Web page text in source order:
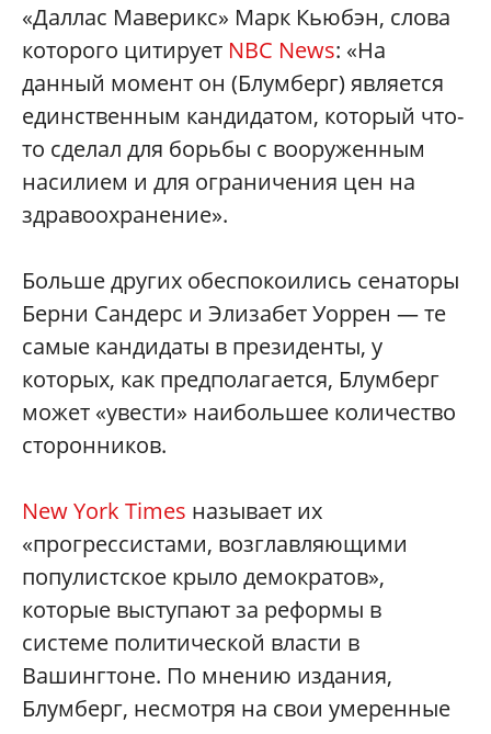
«Даллас Маверикс» Марк Кьюбэн, слова
которого цитирует NBC News: «На
данный момент он (Блумберг) является
единственным кандидатом, который что-
то сделал для борьбы с вооруженным
насилием и для ограничения цен на
здравоохранение».
Больше других обеспокоились сенаторы
Берни Сандерс и Элизабет Уоррен — те
самые кандидаты в президенты, у
которых, как предполагается, Блумберг
может «увести» наибольшее количество
сторонников.
New York Times называет их
«прогрессистами, возглавляющими
популистское крыло демократов»,
которые выступают за реформы в
системе политической власти в
Вашингтоне. По мнению издания,
Блумберг, несмотря на свои умеренные